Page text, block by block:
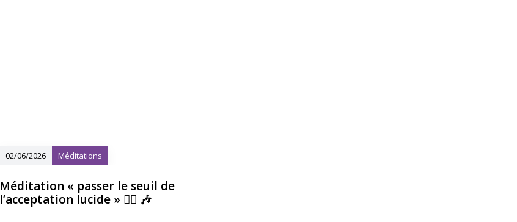
02/06/2026 Méditations
Méditation « passer le seuil de
l’acceptation lucide » 🧘‍♀️ 🎶